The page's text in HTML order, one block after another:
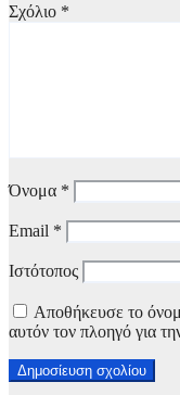
Σχόλιο *
Όνομα *
Email *
Ιστότοπος
Αποθήκευσε το
αυτόν τον πλοηγό για